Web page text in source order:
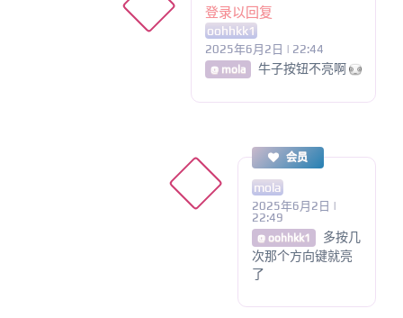
登录以回复
oohhkk1
2025年6月2日 | 22:44
@ mola 牛子按钮不亮啊
会员
mola
2025年6月2日 |
22:49
@ oohhkk1
多按几
次那个方向键就亮
了